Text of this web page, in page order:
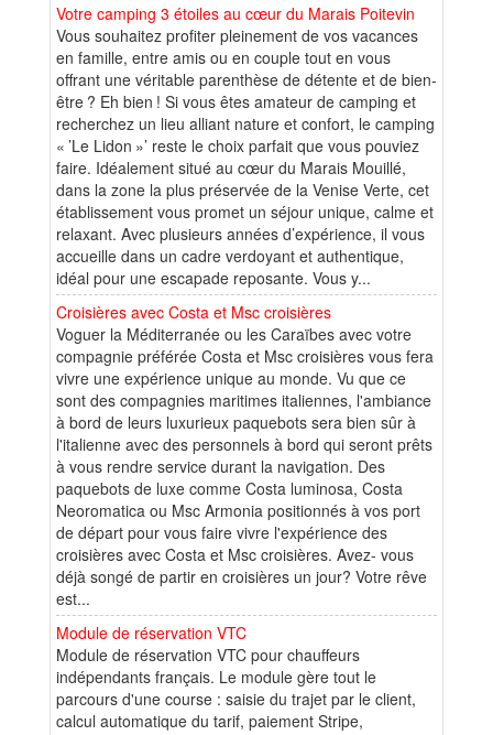
Votre camping 3 étoiles au cœur du Marais Poitevin
Vous souhaitez profiter pleinement de vos vacances
en famille, entre amis ou en couple tout en vous
offrant une véritable parenthèse de détente et de bien-
être ? Eh bien ! Si vous êtes amateur de camping et
recherchez un lieu alliant nature et confort, le camping
« ’Le Lidon »’ reste le choix parfait que vous pouviez
faire. Idéalement situé au cœur du Marais Mouillé,
dans la zone la plus préservée de la Venise Verte, cet
établissement vous promet un séjour unique, calme et
relaxant. Avec plusieurs années d’expérience, il vous
accueille dans un cadre verdoyant et authentique,
idéal pour une escapade reposante. Vous y...
Croisières avec Costa et Msc croisières
Voguer la Méditerranée ou les Caraïbes avec votre
compagnie préférée Costa et Msc croisières vous fera
vivre une expérience unique au monde. Vu que ce
sont des compagnies maritimes italiennes, l'ambiance
à bord de leurs luxurieux paquebots sera bien sûr à
l'italienne avec des personnels à bord qui seront prêts
à vous rendre service durant la navigation. Des
paquebots de luxe comme Costa luminosa, Costa
Neoromatica ou Msc Armonia positionnés à vos port
de départ pour vous faire vivre l'expérience des
croisières avec Costa et Msc croisières. Avez- vous
déjà songé de partir en croisières un jour? Votre rêve
est...
Module de réservation VTC
Module de réservation VTC pour chauffeurs
indépendants français. Le module gère tout le
parcours d'une course : saisie du trajet par le client,
calcul automatique du tarif, paiement Stripe,